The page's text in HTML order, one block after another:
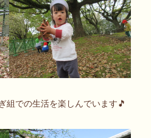
組での生活を楽しんでいます🎵